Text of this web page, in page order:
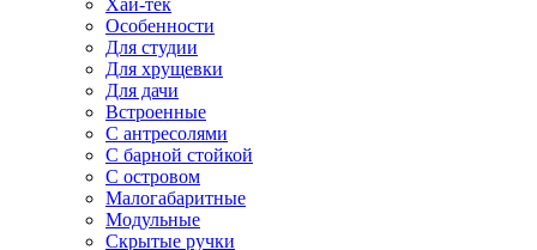
Хай-тек
Особенности
Для студии
Для хрущевки
Для дачи
Встроенные
С антресолями
С барной стойкой
С островом
Малогабаритные
Модульные
Скрытые ручки